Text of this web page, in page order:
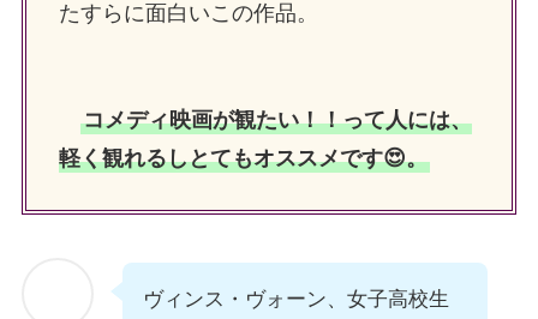
たすらに面白いこの作品。
コメディ映画が観たい！！って人には、
軽く観れるしとてもオススメです😍。
ヴィンス・ヴォーン、女子高校生